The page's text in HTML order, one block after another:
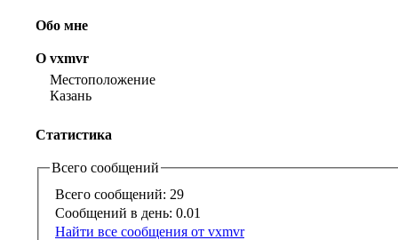
Обо мне
О vxmvr
Местоположение
Казань
Статистика
Всего сообщений
Всего сообщений: 29
Сообщений в день: 0.01
Найти все сообщения от vxmvr